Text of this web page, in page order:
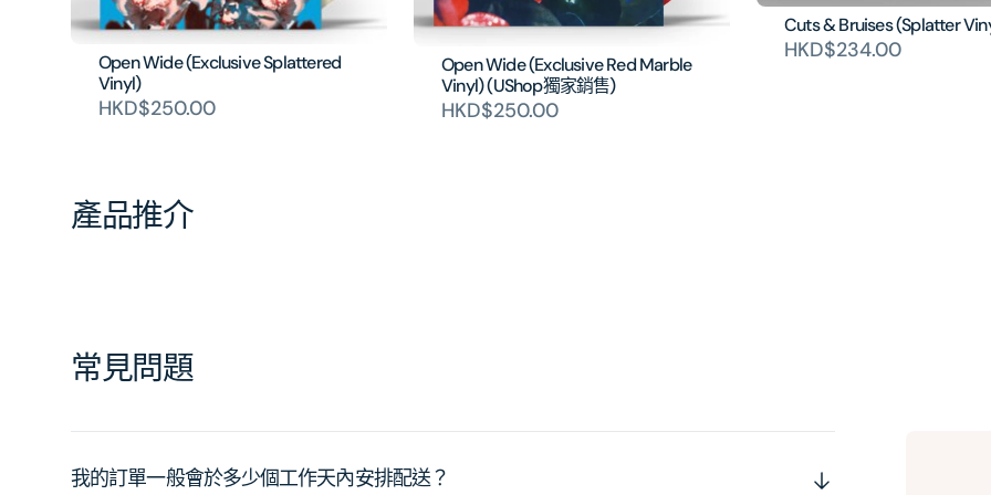
Open Wide (Exclusive Splattered
Vinyl)
HKD$250.00
Open Wide (Exclusive Red Marble
Vinyl) (UShop獨家銷售)
HKD$250.00
Cuts & Bruises (Splatter
HKD$234.00
產品推介
常見問題
我的訂單一般會於多少個工作天內安排配送？